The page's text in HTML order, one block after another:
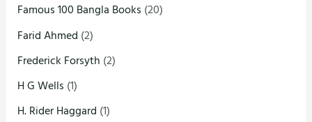
Famous 100 Bangla Books (20)
Farid Ahmed (2)
Frederick Forsyth (2)
H G Wells (1)
H. Rider Haggard (1)